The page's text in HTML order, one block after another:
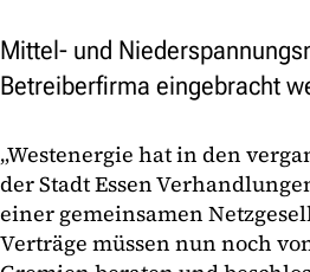
Mittel- und
Betreiberfirma eingebracht
„Westenergie hat in den
der Stadt Essen
einer gemeinsamen
Verträge müssen nun noch